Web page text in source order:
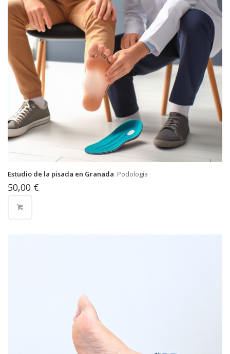
Estudio de la pisada en Granada Podología
50,00 €